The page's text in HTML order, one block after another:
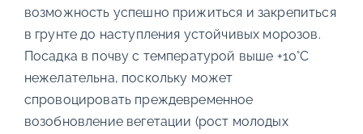
возможность успешно прижиться и закрепиться
в грунте до наступления устойчивых морозов.
Посадка в почву с температурой выше +10°C
нежелательна, поскольку может
спровоцировать преждевременное
возобновление вегетации (рост молодых